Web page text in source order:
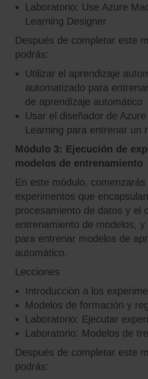
Laboratorio: Use Azure
Learning Designer
Después de completar este
podrás:
Utilizar el aprendizaje
automatizado para
de aprendizaje automático
Usar el diseñador de
Learning para entrenar un
Módulo 3: Ejecución de
modelos de entrenamiento
En este módulo, comenzarás
experimentos que
procesamiento de datos y el
entrenamiento de modelos, y
para entrenar modelos de
automático.
Lecciones
Introducción a los
Modelos de formación y
Laboratorio: Ejecutar
Laboratorio: Modelos de
Después de completar este
podrás: